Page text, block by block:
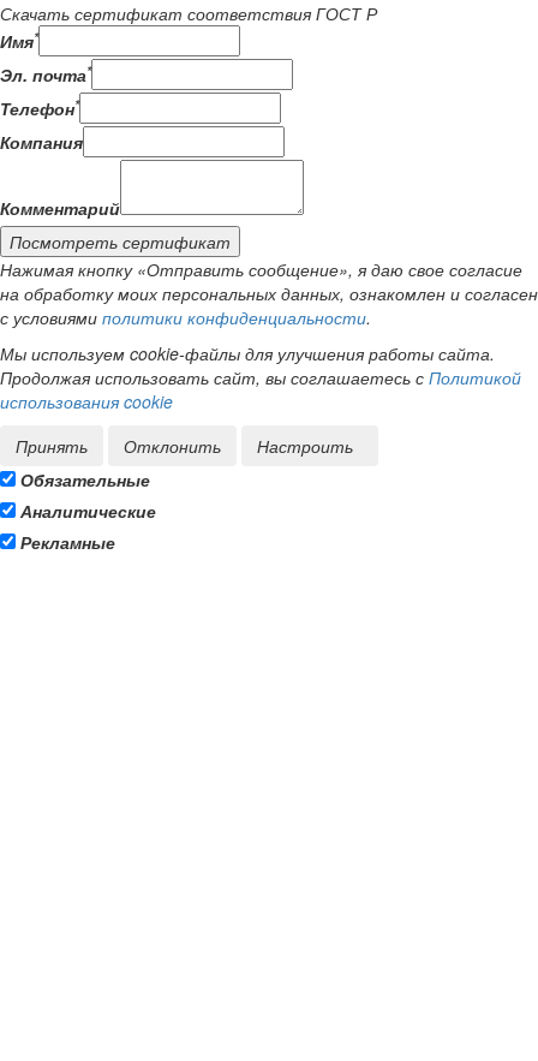
Скачать сертификат соответствия ГОСТ Р
Имя*
Эл. почта*
Телефон*
Компания
Комментарий
Посмотреть сертификат
Нажимая кнопку «Отправить сообщение», я даю свое согласие
на обработку моих персональных данных, ознакомлен и согласен
с условиями политики конфиденциальности.
Мы используем cookie-файлы для улучшения работы сайта.
Продолжая использовать сайт, вы соглашаетесь с Политикой
использования cookie
Принять
Отклонить
Настроить
Обязательные
Аналитические
Рекламные